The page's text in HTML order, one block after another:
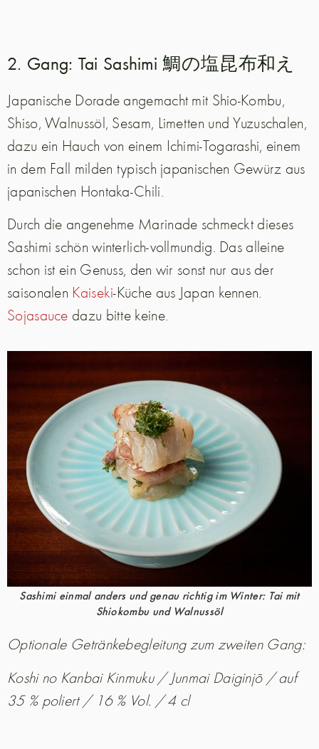
2. Gang: Tai Sashimi 鯛の塩昆布和え
Japanische Dorade angemacht mit Shio-Kombu,
Shiso, Walnussöl, Sesam, Limetten und Yuzuschalen,
dazu ein Hauch von einem Ichimi-Togarashi, einem
in dem Fall milden typisch japanischen Gewürz aus
japanischen Hontaka-Chili.
Durch die angenehme Marinade schmeckt dieses
Sashimi schön winterlich-vollmundig. Das alleine
schon ist ein Genuss, den wir sonst nur aus der
saisonalen Kaiseki-Küche aus Japan kennen.
Sojasauce dazu bitte keine.
Sashimi einmal anders und genau richtig im Winter: Tai mit
Shiokombu und Walnussöl
Optionale Getränkebegleitung zum zweiten Gang:
Koshi no Kanbai Kinmuku / Junmai Daiginjō / auf
35 % poliert / 16 % Vol. / 4 cl